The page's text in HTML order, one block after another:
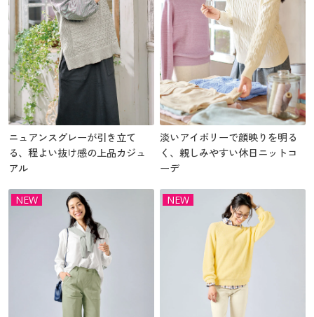
ニュアンスグレーが引き立て
る、程よい抜け感の上品カジュ
アル
淡いアイボリーで顔映りを明る
く、親しみやすい休日ニットコ
ーデ
NEW NEW